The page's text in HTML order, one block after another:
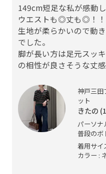
149cm短足な私が感動
ウエストも◎丈も◎！！
生地が柔らかいので動
でした。
脚が長い方は足元スッ
の相性が良さそうな丈
神戸三田
ット
きたの
パーソナ
普段のボ
着用サイ
カラー :